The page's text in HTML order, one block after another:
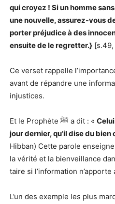
qui croyez ! Si un homme
une nouvelle, assurez-vous
porter préjudice à des
ensuite de le regretter.} [s.49,
Ce verset rappelle
avant de répandre une
injustices.
Et le Prophète ﷺ a dit : «
jour dernier, qu’il dise du bien
Hibban) Cette parole
la vérité et la bienveillance
taire si l’information n’apporte
L’un des exemple les plus